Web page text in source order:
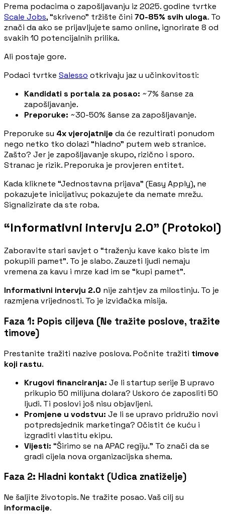
Prema podacima o zapošljavanju iz 2025. godine tvrtke
Scale Jobs, “skriveno” tržište čini 70-85% svih uloga. To
znači da ako se prijavljujete samo online, ignorirate 8 od
svakih 10 potencijalnih prilika.
Ali postaje gore.
Podaci tvrtke Salesso otkrivaju jaz u učinkovitosti:
Kandidati s portala za posao: ~7% šanse za
zapošljavanje.
Preporuke: ~30-50% šanse za zapošljavanje.
Preporuke su 4x vjerojatnije da će rezultirati ponudom
nego netko tko dolazi “hladno” putem web stranice.
Zašto? Jer je zapošljavanje skupo, rizično i sporo.
Stranac je rizik. Preporuka je provjeren entitet.
Kada kliknete “Jednostavna prijava” (Easy Apply), ne
pokazujete inicijativu; pokazujete da nemate mrežu.
Signalizirate da ste roba.
“Informativni intervju 2.0” (Protokol)
Zaboravite stari savjet o “traženju kave kako biste im
pokupili pamet”. To je slabo. Zauzeti ljudi nemaju
vremena za kavu i mrze kad im se “kupi pamet”.
Informativni intervju 2.0 nije zahtjev za milostinju. To je
razmjena vrijednosti. To je izviđačka misija.
Faza 1: Popis ciljeva (Ne tražite poslove, tražite
timove)
Prestanite tražiti nazive poslova. Počnite tražiti timove
koji rastu.
Krugovi financiranja: Je li startup serije B upravo
prikupio 50 milijuna dolara? Uskoro će zaposliti 50
ljudi. Ti poslovi još nisu objavljeni.
Promjene u vodstvu: Je li se upravo pridružio novi
potpredsjednik marketinga? Očistit će kuću i
izgraditi vlastitu ekipu.
Vijesti: “Širimo se na APAC regiju.” To znači da se
gradi cijela nova organizacijska shema.
Faza 2: Hladni kontakt (Udica znatiželje)
Ne šaljite životopis. Ne tražite posao. Vaš cilj su
informacije.